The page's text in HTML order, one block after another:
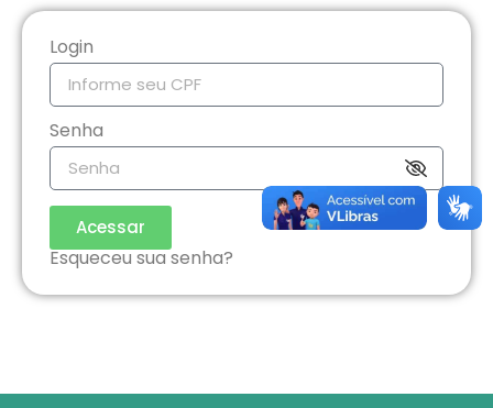
Login
Senha
Acessar
Esqueceu sua senha?